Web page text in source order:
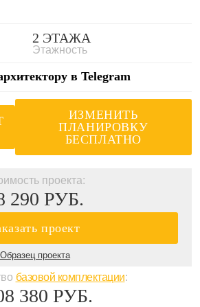
2 ЭТАЖА
Этажность
в Telegram
ИЗМЕНИТЬ
ПЛАНИРОВКУ
БЕСПЛАТНО
проекта:
290 РУБ.
проект
Образец проекта
базовой комплектации:
380 РУБ.